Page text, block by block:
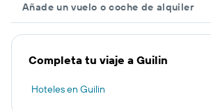
Añade un vuelo o coche de alquiler
Completa tu viaje a Guilin
Hoteles en Guilin